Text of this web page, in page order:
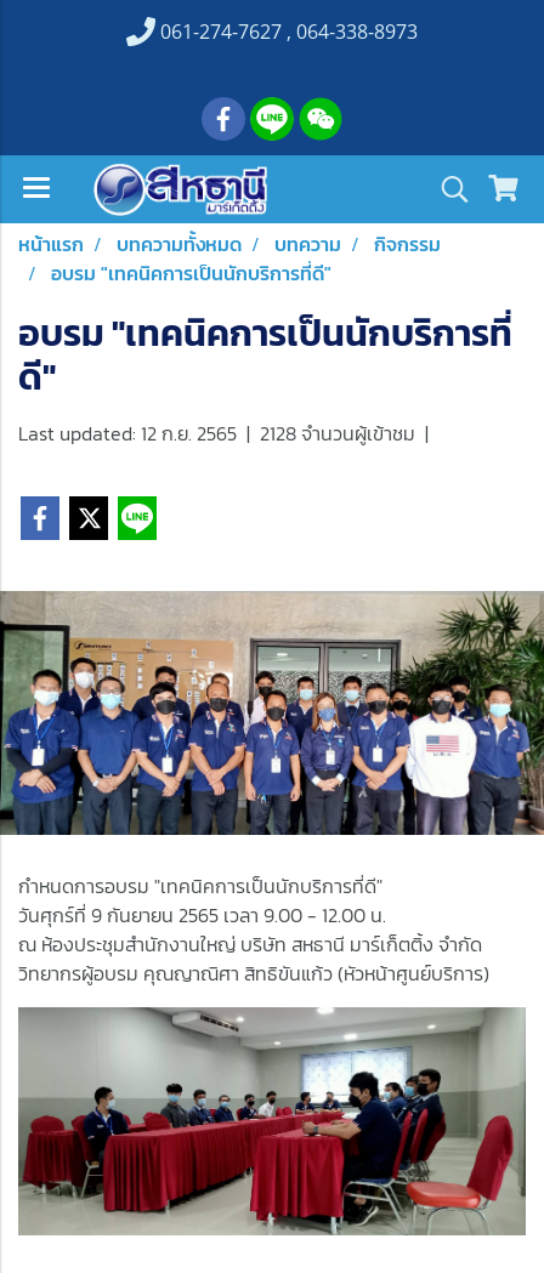
061-274-7627 , 064-338-8973
หน้าแรก บทความทั้งหมด บทความ
กิจกรรม
อบรม "เทคนิคการเป็นนักบริการที่ดี"
อบรม "เทคนิคการเป็นนักบริการที่
ดี"
Last updated: 12 ก.ย. 2565 | 2128 จำนวนผู้เข้าชม |
กำหนดการอบรม "เทคนิคการเป็นนักบริการที่ดี"
วันศุกร์ที่ 9 กันยายน 2565 เวลา 9.00 - 12.00 น.
ณ ห้องประชุมสำนักงานใหญ่ บริษัท สหธานี มาร์เก็ตติ้ง จำกัด
วิทยากรผู้อบรม คุณญาณิศา สิทธิขันแก้ว (หัวหน้าศูนย์บริการ)